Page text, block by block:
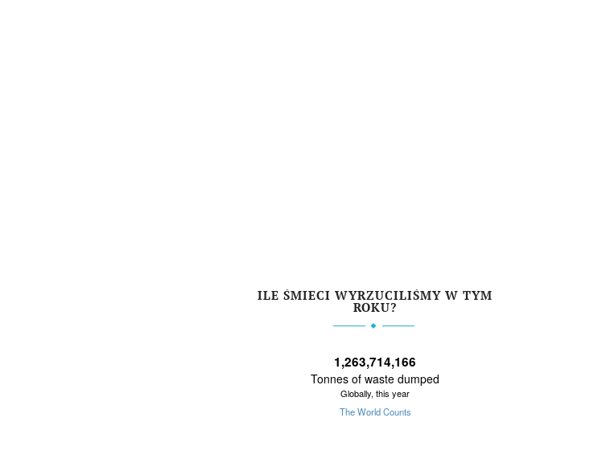
ILE ŚMIECI WYRZUCILIŚMY W TYM
ROKU?